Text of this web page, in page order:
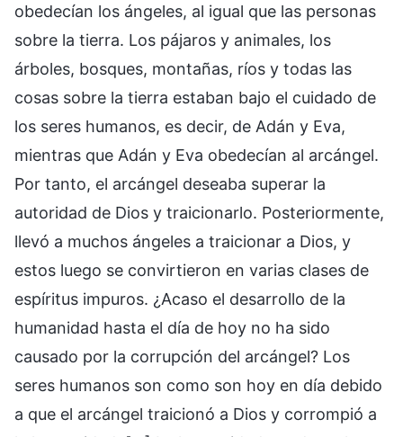
obedecían los ángeles, al igual que las personas
sobre la tierra. Los pájaros y animales, los
árboles, bosques, montañas, ríos y todas las
cosas sobre la tierra estaban bajo el cuidado de
los seres humanos, es decir, de Adán y Eva,
mientras que Adán y Eva obedecían al arcángel.
Por tanto, el arcángel deseaba superar la
autoridad de Dios y traicionarlo. Posteriormente,
llevó a muchos ángeles a traicionar a Dios, y
estos luego se convirtieron en varias clases de
espíritus impuros. ¿Acaso el desarrollo de la
humanidad hasta el día de hoy no ha sido
causado por la corrupción del arcángel? Los
seres humanos son como son hoy en día debido
a que el arcángel traicionó a Dios y corrompió a